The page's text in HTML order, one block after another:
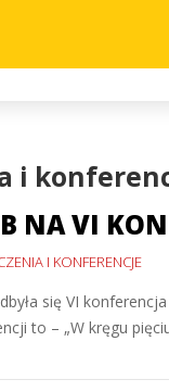
i
NA VI
I KONFERENCJE
się VI
to – „W kręgu